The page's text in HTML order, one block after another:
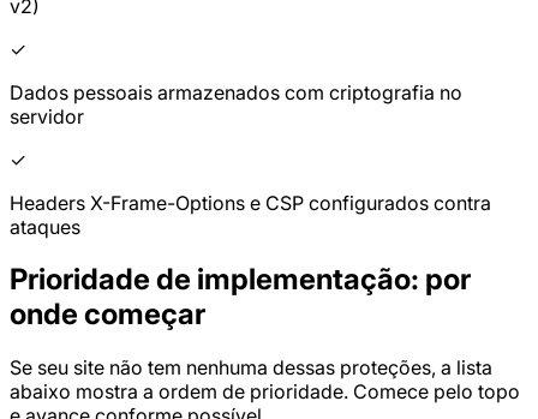
v2)
✓
Dados pessoais armazenados com criptografia no
servidor
✓
Headers X-Frame-Options e CSP configurados contra
ataques
Prioridade de implementação: por
onde começar
Se seu site não tem nenhuma dessas proteções, a lista
abaixo mostra a ordem de prioridade. Comece pelo topo